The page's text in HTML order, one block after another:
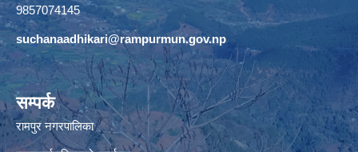
9857074145
suchanaadhikari@rampurmun.gov.np
सम्पर्क
रामपुर नगरपालिका